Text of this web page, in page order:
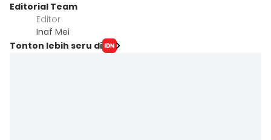
Editorial Team
Editor
Inaf Mei
Tonton lebih seru di